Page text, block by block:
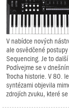
V nabídce nových
ale osvědčené
Sequencing. Je to
Podívejme se v
Trocha historie. V 80.
syntézami objevila
zdrojích zvuku, které